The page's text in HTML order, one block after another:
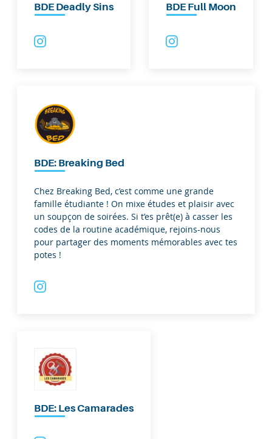
BDE Deadly Sins BDE Full Moon
BDE: Breaking Bed
Chez Breaking Bed, c’est comme une grande
famille étudiante ! On mixe études et plaisir avec
un soupçon de soirées. Si t’es prêt(e) à casser les
codes de la routine académique, rejoins-nous
pour partager des moments mémorables avec tes
potes !
BDE: Les Camarades